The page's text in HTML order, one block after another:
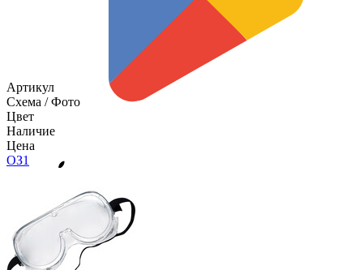
Войти
Артикул
Схема / Фото
Цвет
Наличие
Цена
ОЗ1